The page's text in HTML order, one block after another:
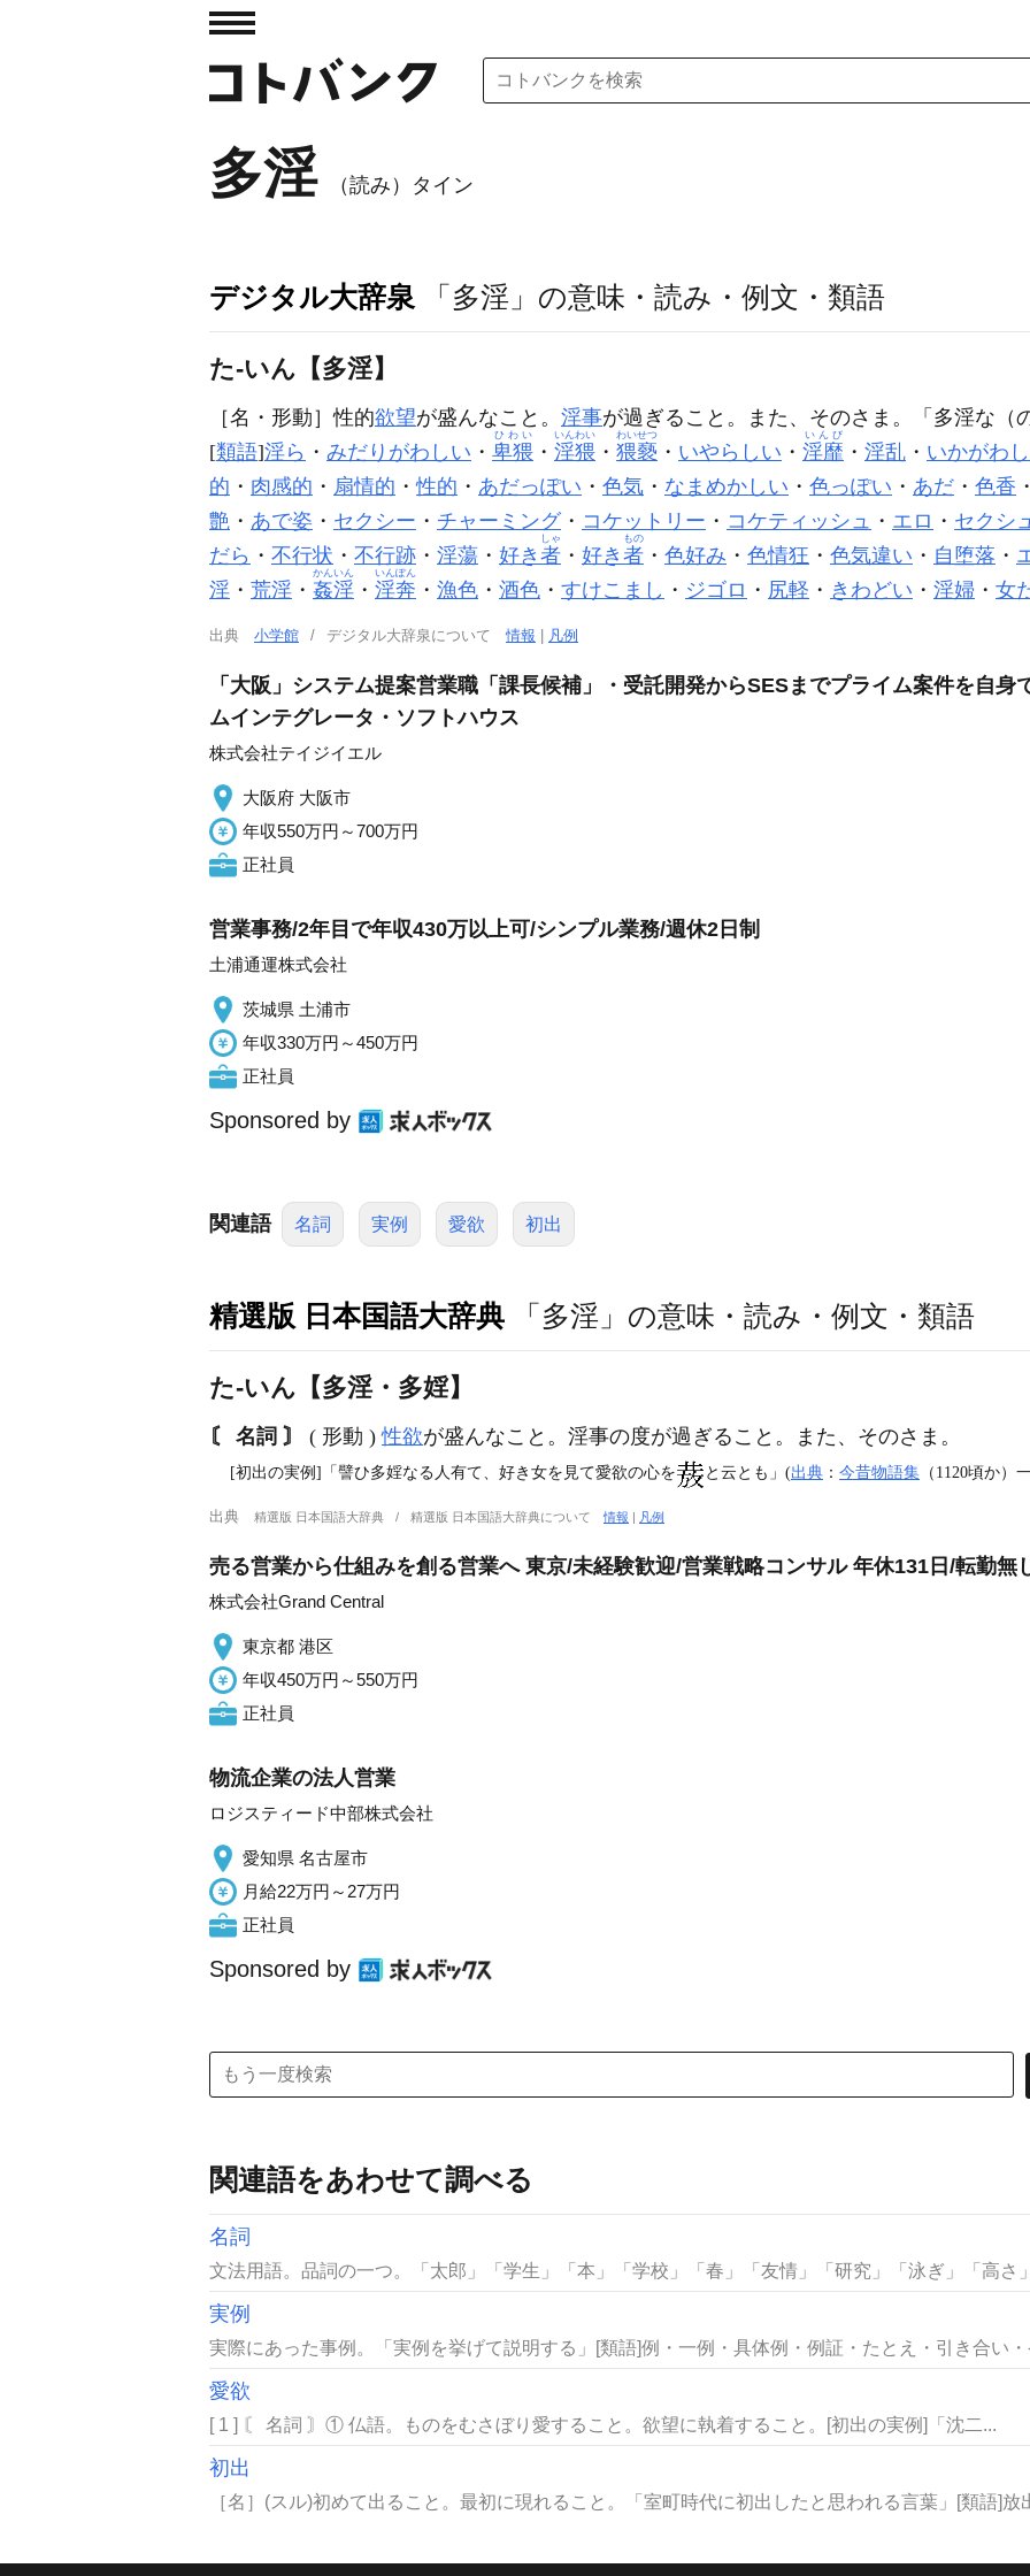
多淫 （読み）タイン
デジタル大辞泉 「多淫」の意味・読み・例文・類語
た‐いん【多淫】
［名・形動］性的欲望が盛んなこと。 淫事が過ぎること。また、そのさま。「 多淫な（
[類語]淫ら ・ みだりがわしい ・ 卑猥
ひわい
・ 淫猥
いんわい
・ 猥褻
わいせつ
・ いやらしい ・ 淫靡
いんび
・ 淫乱 ・ いかがわ
的 ・ 肉感的 ・ 扇情的 ・性的 ・ あだっぽい ・ 色気 ・ なまめかしい ・ 色っぽい ・ あだ ・ 色香
艶 ・ あで姿 ・ セクシー ・ チャーミング・ コケットリー ・ コケティッシュ ・ エロ ・ セクシ
だら ・ 不行状 ・ 不行跡 ・ 淫蕩 ・ 好き 者
しゃ
・ 好き 者
もの
・ 色好み ・ 色情狂 ・ 色気違い ・ 自堕落 ・
淫 ・ 荒淫 ・ 姦淫
かんいん
・ 淫奔
いんぽん
・ 漁色 ・ 酒色 ・ すけこまし ・ ジゴロ ・ 尻軽 ・ きわどい ・ 淫婦 ・ 女
出典 小学館 デジタル大辞泉について情報 凡例
「大阪」システム提案営業職「課長候補」・受託開発からSESまでプライム案件を自
ムインテグレータ・ソフトハウス
株式会社テイジイエル
大阪府 大阪市
年収550万円～700万円
正社員
営業事務/2年目で年収430万以上可/シンプル業務/週休2日制
土浦通運株式会社
茨城県 土浦市
年収330万円～450万円
正社員
Sponsored by
関連語 名詞 実例 愛欲 初出
精選版 日本国語大辞典 「多淫」の意味・読み・例文・類語
た‐いん【多淫・多婬】
〘 名詞 〙 ( 形動 )性欲が盛んなこと。淫事の度が過ぎること。また、そのさま。
[初出の実例]「譬ひ多婬なる人有て、好き女を見て愛欲の心を と云とも」(出典 ： 今昔物語集 （1120頃か）
出典 精選版 日本国語大辞典 精選版 日本国語大辞典について情報 凡例
売る営業から仕組みを創る営業へ 東京/未経験歓迎/営業戦略コンサル 年休131日/転勤無
株式会社Grand Central
東京都 港区
年収450万円～550万円
正社員
物流企業の法人営業
ロジスティード中部株式会社
愛知県 名古屋市
月給22万円～27万円
正社員
Sponsored by
関連語をあわせて調べる
名詞
文法用語。品詞の一つ。「太郎」「学生」「本」「学校」「春」「友情」「研究」「泳ぎ」「高さ
実例
実際にあった事例。「実例を挙げて説明する」[類語]例・一例・具体例・例証・たとえ・引き合い
愛欲
[ 1 ] 〘 名詞 〙① 仏語。ものをむさぼり愛すること。欲望に執着すること。[初出の実例]「沈二...
初出
［名］(スル)初めて出ること。最初に現れること。「室町時代に初出したと思われる言葉」[類語]放